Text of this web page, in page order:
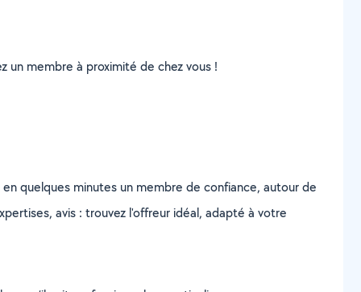
un membre à proximité de chez vous !
quelques minutes un membre de confiance, autour de
avis : trouvez l'offreur idéal, adapté à votre